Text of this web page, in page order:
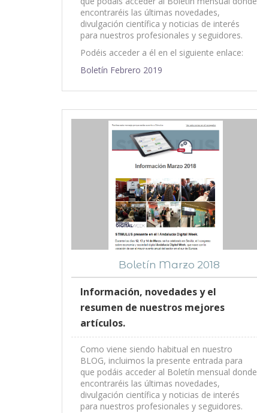
encontraréis las últimas novedades,
divulgación científica y noticias de interés
para nuestros profesionales y seguidores.
Podéis acceder a él en el siguiente enlace:
Boletín Febrero 2019
Boletín Marzo 2018
Información, novedades y el
resumen de nuestros mejores
artículos.
Como viene siendo habitual en nuestro
BLOG, incluimos la presente entrada para
que podáis acceder al Boletín mensual donde
encontraréis las últimas novedades,
divulgación científica y noticias de interés
para nuestros profesionales y seguidores.